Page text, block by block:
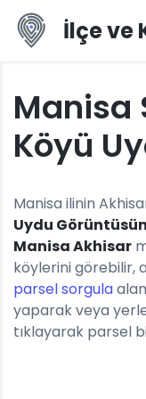
İlçe ve
Manisa
Köyü
Manisa ilinin
Uydu
Manisa Akhisar
köylerini görebilir,
parsel sorgula
yaparak veya
tıklayarak parsel